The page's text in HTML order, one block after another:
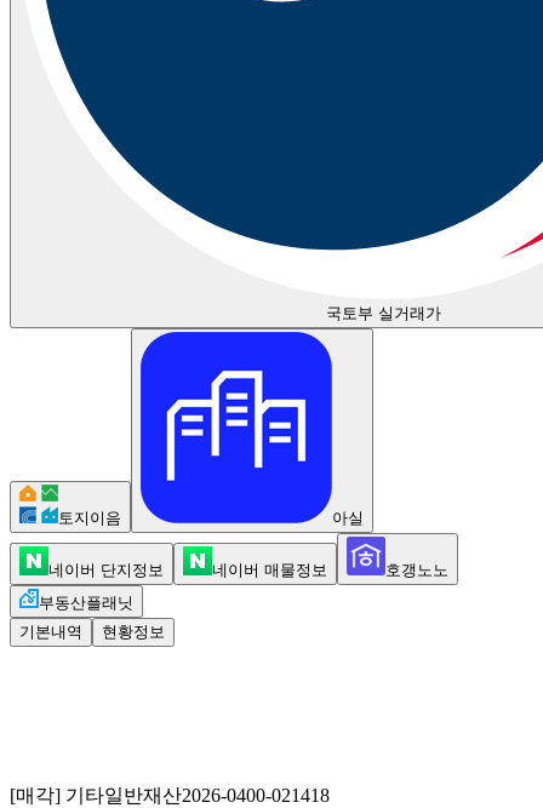
국토부 실거래가
토지이음 아실
네이버 단지정보 네이버 매물정보
호갱노노
부동산플래닛
기본내역
현황정보
[매각] 기타일반재산2026-0400-021418